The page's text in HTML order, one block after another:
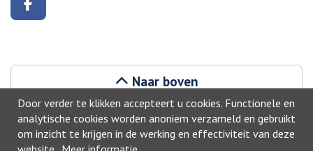
Door verder te klikken accepteert u cookies. Functionele en
analytische cookies worden anoniem verzameld en gebruikt
om inzicht te krijgen in de werking en effectiviteit van deze
Naar boven